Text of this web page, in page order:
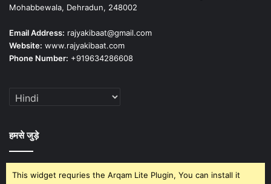
Mohabbewala, Dehradun, 248002
Email Address: rajyakibaat@gmail.com
Website: www.rajyakibaat.com
Phone Number: +919634286608
हमसे जुड़े
This widget requries the Arqam Lite Plugin, You can install it